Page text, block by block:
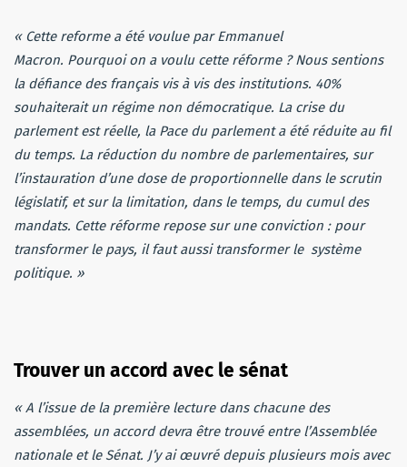
« Cette reforme a été voulue par Emmanuel
Macron. Pourquoi on a voulu cette réforme ? Nous sentions
la défiance des français vis à vis des institutions. 40%
souhaiterait un régime non démocratique. La crise du
parlement est réelle, la Pace du parlement a été réduite au fil
du temps. La réduction du nombre de parlementaires, sur
l’instauration d’une dose de proportionnelle dans le scrutin
législatif, et sur la limitation, dans le temps, du cumul des
mandats. Cette réforme repose sur une conviction : pour
transformer le pays, il faut aussi transformer le système
politique. »
Trouver un accord avec le sénat
« A l’issue de la première lecture dans chacune des
assemblées, un accord devra être trouvé entre l’Assemblée
nationale et le Sénat. J’y ai œuvré depuis plusieurs mois avec